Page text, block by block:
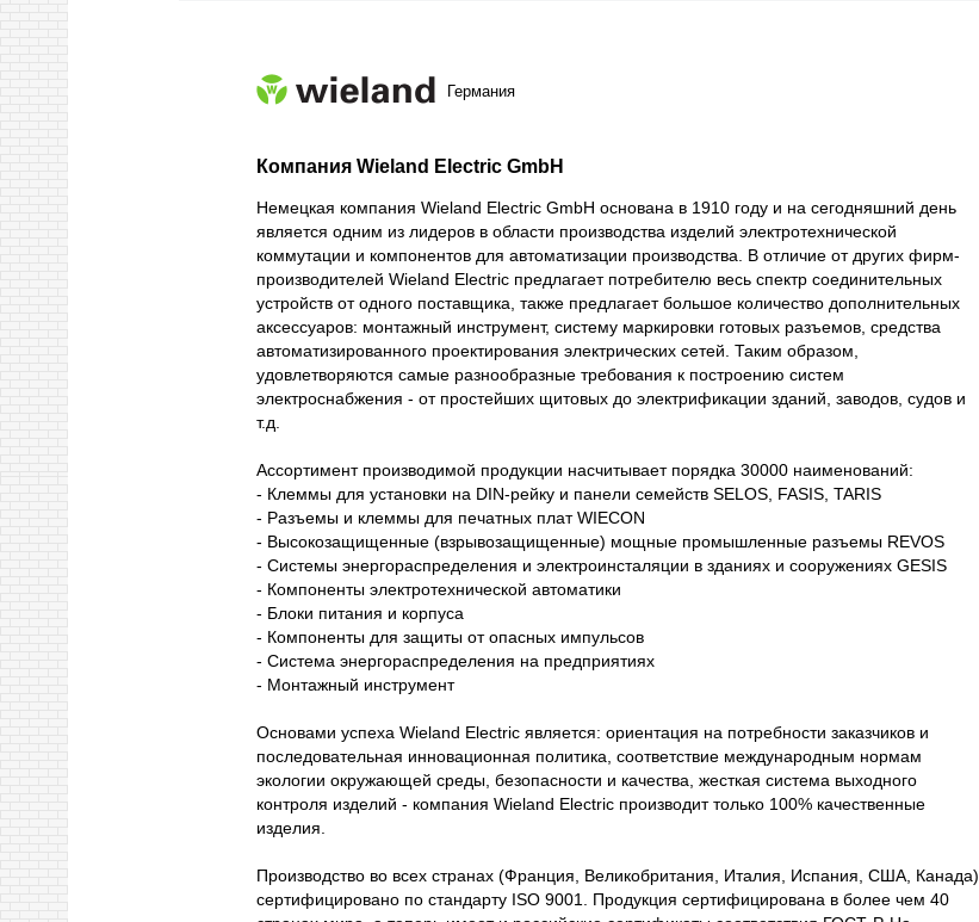
Германия
Компания Wieland Electric GmbH
Немецкая компания Wieland Electric GmbH основана в 1910 году и на сегодняшний день
является одним из лидеров в области производства изделий электротехнической
коммутации и компонентов для автоматизации производства. В отличие от других фирм-
производителей Wieland Electric предлагает потребителю весь спектр соединительных
устройств от одного поставщика, также предлагает большое количество дополнительных
аксессуаров: монтажный инструмент, систему маркировки готовых разъемов, средства
автоматизированного проектирования электрических сетей. Таким образом,
удовлетворяются самые разнообразные требования к построению систем
электроснабжения - от простейших щитовых до электрификации зданий, заводов, судов и
т.д.
Ассортимент производимой продукции насчитывает порядка 30000 наименований:
- Клеммы для установки на DIN-рейку и панели семейств SELOS, FASIS, TARIS
- Разъемы и клеммы для печатных плат WIECON
- Высокозащищенные (взрывозащищенные) мощные промышленные разъемы REVOS
- Системы энергораcпределения и электроинсталяции в зданиях и сооружениях GESIS
- Компоненты электротехнической автоматики
- Блоки питания и корпуса
- Компоненты для защиты от опасных импульсов
- Система энергораспределения на предприятиях
- Монтажный инструмент
Основами успеха Wieland Electric является: ориентация на потребности заказчиков и
последовательная инновационная политика, соответствие международным нормам
экологии окружающей среды, безопасности и качества, жесткая система выходного
контроля изделий - компания Wieland Electric производит только 100% качественные
изделия.
Производство во всех странах (Франция, Великобритания, Италия, Испания, США, Канада)
сертифицировано по стандарту ISO 9001. Продукция сертифицирована в более чем 40